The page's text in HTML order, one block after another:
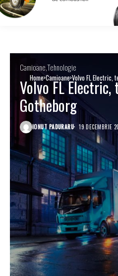
Home Camioane Volvo FL Electric,
CamioaneTehnologie
Volvo FL
Gotheborg
IONUT PADURARU 19 DECEMBRIE